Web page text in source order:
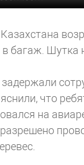
багаж. Шутка
что
на